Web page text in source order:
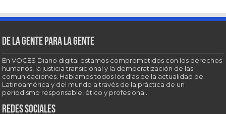
De la gente para la gente
En VOCES Diario digital estamos comprometidos con los derechos
humanos, la justicia transicional y la democratización de las
comunicaciones. Hablamos todos los días de la actualidad de
Latinoamérica y del mundo a través de la práctica de un
periodismo responsable, ético y profesional.
Redes sociales